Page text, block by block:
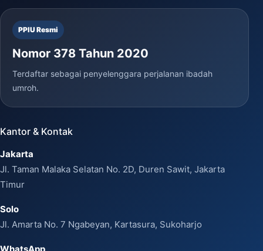
PPIU Resmi
Nomor 378 Tahun 2020
Terdaftar sebagai penyelenggara perjalanan ibadah
umroh.
Kantor & Kontak
Jakarta
Jl. Taman Malaka Selatan No. 2D, Duren Sawit, Jakarta
Timur
Solo
Jl. Amarta No. 7 Ngabeyan, Kartasura, Sukoharjo